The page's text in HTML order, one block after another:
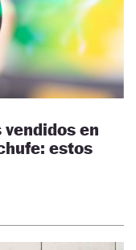
en
estos